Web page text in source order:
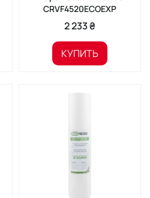
CRVF4520ECOEXP
2 233 ₴
КУПИТЬ